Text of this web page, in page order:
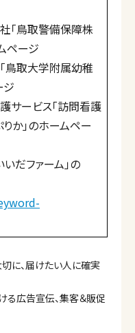
「鳥取警備保障株
ページ
鳥取大学附属幼稚
ジ
サービス「訪問看護
か」のホームペー
だファーム」の
切に、届けたい人に確実
る広告宣伝、集客＆販促